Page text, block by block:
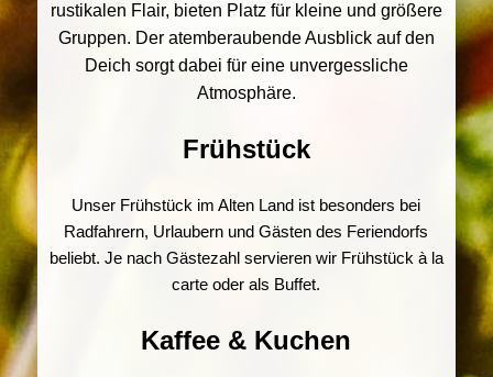
rustikalen Flair, bieten Platz für kleine und größere
Gruppen. Der atemberaubende Ausblick auf den
Deich sorgt dabei für eine unvergessliche
Atmosphäre.
Frühstück
Unser Frühstück im Alten Land ist besonders bei
Radfahrern, Urlaubern und Gästen des Feriendorfs
beliebt. Je nach Gästezahl servieren wir Frühstück à la
carte oder als Buffet.
Kaffee & Kuchen